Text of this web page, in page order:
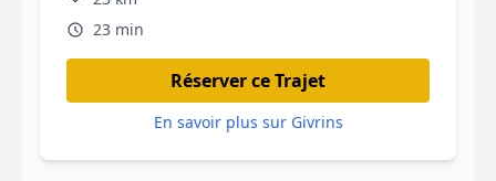
23 min
Réserver ce Trajet
En savoir plus sur Givrins